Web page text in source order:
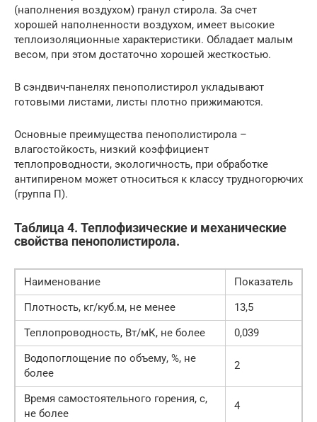
(наполнения воздухом) гранул стирола. За счет
хорошей наполненности воздухом, имеет высокие
теплоизоляционные характеристики. Обладает малым
весом, при этом достаточно хорошей жесткостью.
В сэндвич-панелях пенополистирол укладывают
готовыми листами, листы плотно прижимаются.
Основные преимущества пенополистирола –
влагостойкость, низкий коэффициент
теплопроводности, экологичность, при обработке
антипиреном может относиться к классу трудногорючих
(группа П).
Таблица 4. Теплофизические и механические
свойства пенополистирола.
Наименование
Показатель
Плотность, кг/куб.м, не менее
13,5
Теплопроводность, Вт/мК, не более
0,039
Водопоглощение по объему, %, не
более
2
Время самостоятельного горения, с,
не более
4